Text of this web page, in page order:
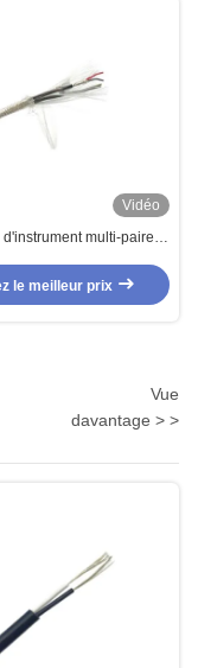
Vidéo
multi-paires
30awg FEP 200C
le meilleur prix
Vue
davantage > >